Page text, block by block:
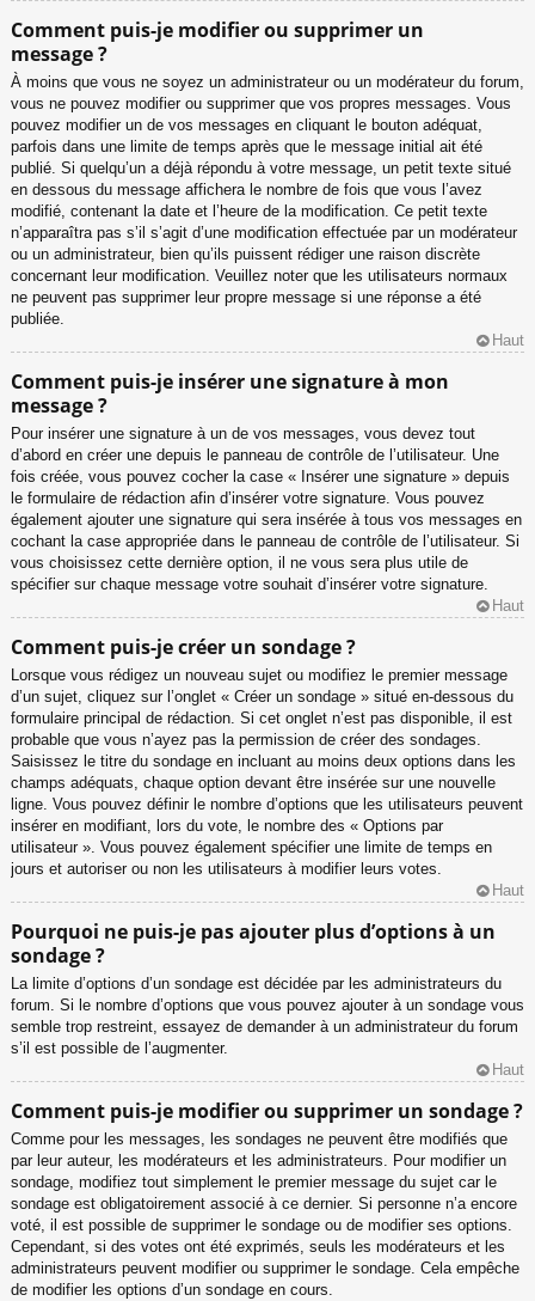
Comment puis-je modifier ou supprimer un
message ?
À moins que vous ne soyez un administrateur ou un modérateur du forum,
vous ne pouvez modifier ou supprimer que vos propres messages. Vous
pouvez modifier un de vos messages en cliquant le bouton adéquat,
parfois dans une limite de temps après que le message initial ait été
publié. Si quelqu’un a déjà répondu à votre message, un petit texte situé
en dessous du message affichera le nombre de fois que vous l’avez
modifié, contenant la date et l’heure de la modification. Ce petit texte
n’apparaîtra pas s’il s’agit d’une modification effectuée par un modérateur
ou un administrateur, bien qu’ils puissent rédiger une raison discrète
concernant leur modification. Veuillez noter que les utilisateurs normaux
ne peuvent pas supprimer leur propre message si une réponse a été
publiée.
Haut
Comment puis-je insérer une signature à mon
message ?
Pour insérer une signature à un de vos messages, vous devez tout
d’abord en créer une depuis le panneau de contrôle de l’utilisateur. Une
fois créée, vous pouvez cocher la case « Insérer une signature » depuis
le formulaire de rédaction afin d’insérer votre signature. Vous pouvez
également ajouter une signature qui sera insérée à tous vos messages en
cochant la case appropriée dans le panneau de contrôle de l’utilisateur. Si
vous choisissez cette dernière option, il ne vous sera plus utile de
spécifier sur chaque message votre souhait d’insérer votre signature.
Haut
Comment puis-je créer un sondage ?
Lorsque vous rédigez un nouveau sujet ou modifiez le premier message
d’un sujet, cliquez sur l’onglet « Créer un sondage » situé en-dessous du
formulaire principal de rédaction. Si cet onglet n’est pas disponible, il est
probable que vous n’ayez pas la permission de créer des sondages.
Saisissez le titre du sondage en incluant au moins deux options dans les
champs adéquats, chaque option devant être insérée sur une nouvelle
ligne. Vous pouvez définir le nombre d’options que les utilisateurs peuvent
insérer en modifiant, lors du vote, le nombre des « Options par
utilisateur ». Vous pouvez également spécifier une limite de temps en
jours et autoriser ou non les utilisateurs à modifier leurs votes.
Haut
Pourquoi ne puis-je pas ajouter plus d’options à un
sondage ?
La limite d’options d’un sondage est décidée par les administrateurs du
forum. Si le nombre d’options que vous pouvez ajouter à un sondage vous
semble trop restreint, essayez de demander à un administrateur du forum
s’il est possible de l’augmenter.
Haut
Comment puis-je modifier ou supprimer un sondage ?
Comme pour les messages, les sondages ne peuvent être modifiés que
par leur auteur, les modérateurs et les administrateurs. Pour modifier un
sondage, modifiez tout simplement le premier message du sujet car le
sondage est obligatoirement associé à ce dernier. Si personne n’a encore
voté, il est possible de supprimer le sondage ou de modifier ses options.
Cependant, si des votes ont été exprimés, seuls les modérateurs et les
administrateurs peuvent modifier ou supprimer le sondage. Cela empêche
de modifier les options d’un sondage en cours.